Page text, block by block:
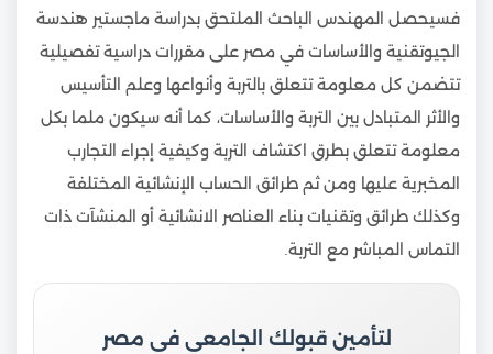
فسيحصل المهندس الباحث الملتحق بدراسة ماجستير هندسة
الجيوتقنية والأساسات في مصر على مقررات دراسية تفصيلية
تتضمن كل معلومة تتعلق بالتربة وأنواعها وعلم التأسيس
والأثر المتبادل بين التربة والأساسات، كما أنه سيكون ملما بكل
معلومة تتعلق بطرق اكتشاف التربة وكيفية إجراء التجارب
المخبرية عليها ومن ثم طرائق الحساب الإنشائية المختلفة
وكذلك طرائق وتقنيات بناء العناصر الانشائية أو المنشآت ذات
التماس المباشر مع التربة.
لتأمين قبولك الجامعي في مصر